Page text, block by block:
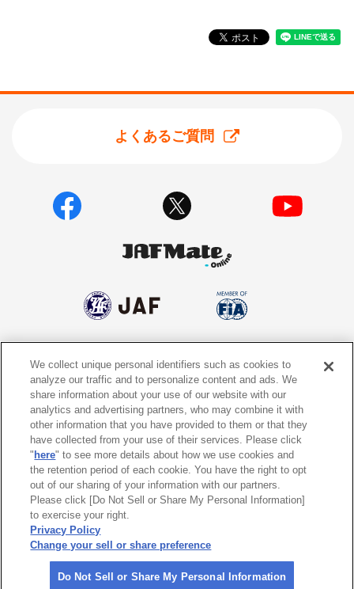
よくあるご質問
個人情報保護方針 個人情報の取り扱いについて
サイトポリシー ソーシャルメディア利用規約
特定商取引法に基づく表示 情報提供終了のお知らせ
Do Not Sell or Share My Personal
Information
© 2026 All rights reserved. 一般社団法人 日本自動車連盟 (JAF)
We collect unique personal identifiers such as cookies to
analyze our traffic and to personalize content and ads. We
share information about your use of our website with our
analytics and advertising partners, who may combine it with
other information that you have provided to them or that they
have collected from your use of their services. Please click
" here" to see more details about how we use cookies and
the retention period of each cookie. You have the right to opt
out of our sharing of your information with our partners.
Please click [Do Not Sell or Share My Personal Information]
to exercise your right.
Privacy Policy
Change your sell or share preference
Do Not Sell or Share My Personal Information